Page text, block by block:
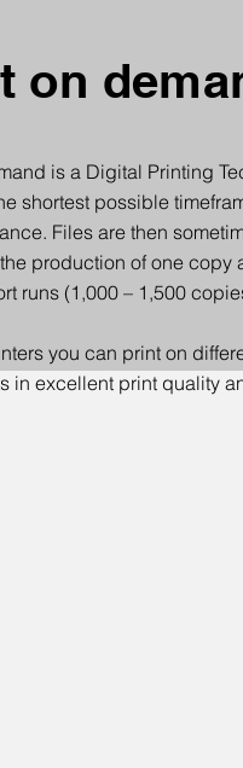
on
is a Digital Printing
shortest possible
Files are then
production of one copy
runs (1,000 – 1,500
you can print on
in excellent print quality